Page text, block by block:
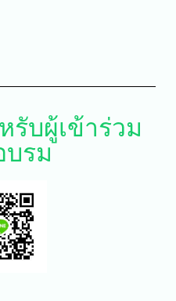
รับผู้เข้าร่วม
บรม